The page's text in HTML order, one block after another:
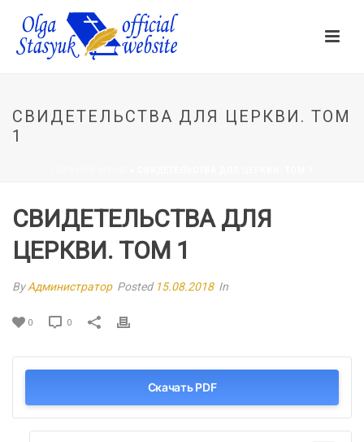
СВИДЕТЕЛЬСТВА ДЛЯ ЦЕРКВИ. ТОМ
1
СВИДЕТЕЛЬСТВА ДЛЯ
ЦЕРКВИ. ТОМ 1
ByАдминистратор Posted 15.08.2018 In
0 0
Скачать PDF